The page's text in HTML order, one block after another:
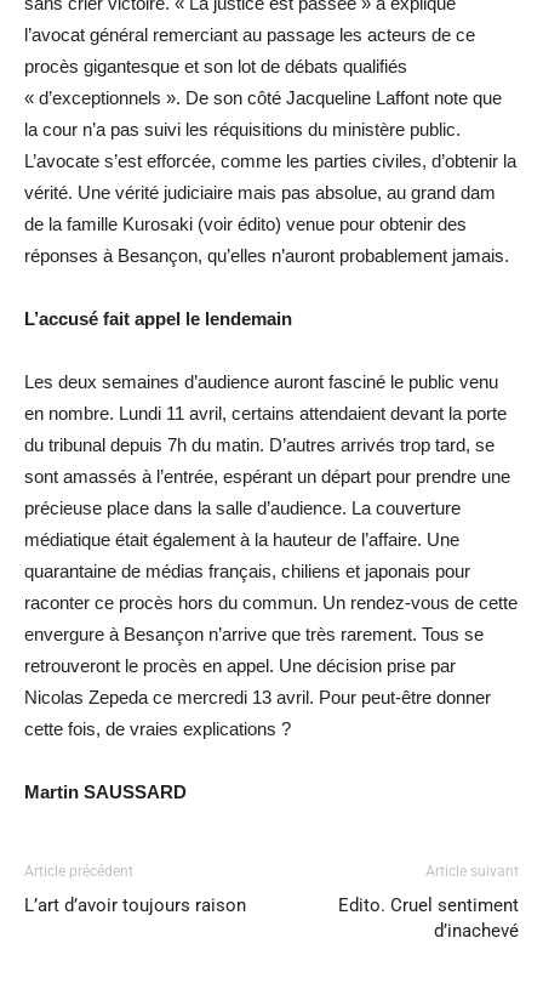
l’avocat général remerciant au passage les acteurs de ce
procès gigantesque et son lot de débats qualifiés
« d’exceptionnels ». De son côté Jacqueline Laffont note que
la cour n’a pas suivi les réquisitions du ministère public.
L’avocate s’est efforcée, comme les parties civiles, d’obtenir la
vérité. Une vérité judiciaire mais pas absolue, au grand dam
de la famille Kurosaki (voir édito) venue pour obtenir des
réponses à Besançon, qu’elles n’auront probablement jamais.
L’accusé fait appel le lendemain
Les deux semaines d’audience auront fasciné le public venu
en nombre. Lundi 11 avril, certains attendaient devant la porte
du tribunal depuis 7h du matin. D’autres arrivés trop tard, se
sont amassés à l’entrée, espérant un départ pour prendre une
précieuse place dans la salle d’audience. La couverture
médiatique était également à la hauteur de l’affaire. Une
quarantaine de médias français, chiliens et japonais pour
raconter ce procès hors du commun. Un rendez-vous de cette
envergure à Besançon n’arrive que très rarement. Tous se
retrouveront le procès en appel. Une décision prise par
Nicolas Zepeda ce mercredi 13 avril. Pour peut-être donner
cette fois, de vraies explications ?
Martin SAUSSARD
Article précédent
L’art d’avoir toujours raison
Article suivant
Edito. Cruel sentiment
d’inachevé